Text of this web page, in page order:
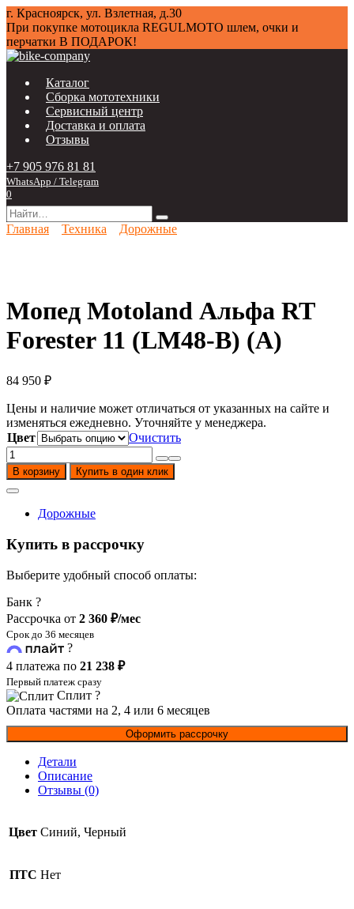
Перейти
к
содержанию
г. Красноярск, ул. Взлетная, д.30
При покупке мотоцикла REGULMOTO шлем, очки и
перчатки В ПОДАРОК!
Каталог
Сборка мототехники
Сервисный центр
Доставка и оплата
Отзывы
+7 905 976 81 81
WhatsApp / Telegram
0
Search
for:
Главная Техника Дорожные
Мопед Motoland Альфа RT
Forester 11 (LM48-B) (A)
84 950 ₽
Цены и наличие может отличаться от указанных на сайте и
изменяться ежедневно. Уточняйте у менеджера.
Цвет
Очистить
Количество
товара
Мопед
Motoland
Альфа
Forester
11
B)
(A)
В корзину Купить в один клик
Дорожные
Купить в рассрочку
Выберите удобный способ оплаты:
Банк ?
Рассрочка от 2 360 ₽/мес
Срок до 36 месяцев
?
4 платежа по 21 238 ₽
Первый платеж сразу
Сплит ?
Оплата частями на 2, 4 или 6 месяцев
Оформить рассрочку
Детали
Описание
Отзывы (0)
Цвет Синий, Черный
ПТС Нет